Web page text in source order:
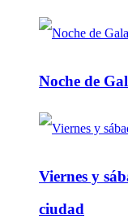
Noche de
Viernes y
ciudad